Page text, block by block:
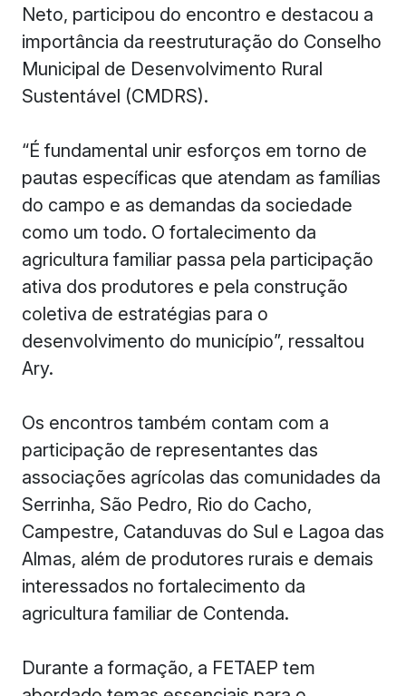
Neto, participou do encontro e destacou a
importância da reestruturação do Conselho
Municipal de Desenvolvimento Rural
Sustentável (CMDRS).
“É fundamental unir esforços em torno de
pautas específicas que atendam as famílias
do campo e as demandas da sociedade
como um todo. O fortalecimento da
agricultura familiar passa pela participação
ativa dos produtores e pela construção
coletiva de estratégias para o
desenvolvimento do município”, ressaltou
Ary.
Os encontros também contam com a
participação de representantes das
associações agrícolas das comunidades da
Serrinha, São Pedro, Rio do Cacho,
Campestre, Catanduvas do Sul e Lagoa das
Almas, além de produtores rurais e demais
interessados no fortalecimento da
agricultura familiar de Contenda.
Durante a formação, a FETAEP tem